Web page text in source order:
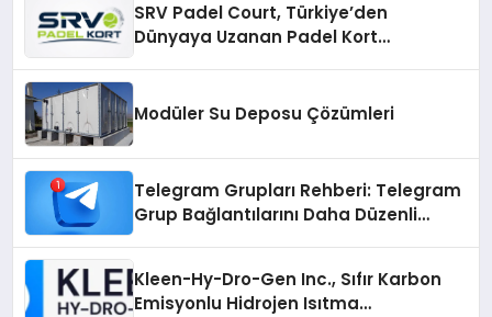
SRV Padel Court, Türkiye’den
Dünyaya Uzanan Padel Kort
Modüler Su Deposu Çözümleri
Telegram Grupları Rehberi: Telegram
Grup Bağlantılarını Daha Düzenli
Kleen-Hy-Dro-Gen Inc., Sıfır Karbon
Emisyonlu Hidrojen Isıtma